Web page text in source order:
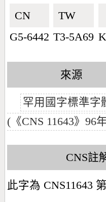
CN🇨🇳
G5-6442
TW🇹🇼
T3-5A69
來源
罕用國字標準字
(《CNS 11643》96
CNS註
此字為 CNS11643